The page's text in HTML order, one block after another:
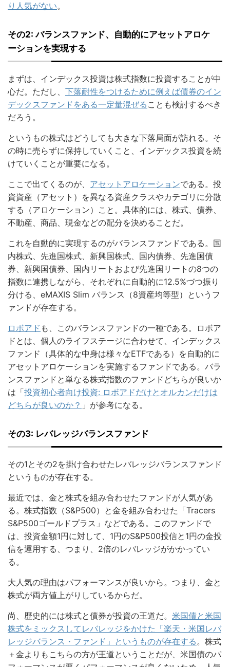
り人気がない。
その2: バランスファンド、自動的にアセットアロケ
ーションを実現する
まずは、インデックス投資は株式指数に投資することが中
心だ。ただし、 下落耐性をつけるために例えば債券のイン
デックスファンドをある一定量混ぜる ことも検討するべき
だろう。
というもの株式はどうしても大きな下落局面が訪れる。そ
の時に売らずに保持していくこと、インデックス投資を続
けていくことが重要になる。
ここで出てくるのが、 アセットアロケーションである。投
資資産（アセット）を異なる資産クラスやカテゴリに分散
する（アロケーション）こと。具体的には、株式、債券、
不動産、商品、現金などの配分を決めることだ。
これを自動的に実現するのがバランスファンドである。国
内株式、先進国株式、新興国株式、国内債券、先進国債
券、新興国債券、国内リートおよび先進国リートの8つの
指数に連携しながら、それぞれに自動的に12.5%づつ振り
分ける、eMAXIS Slim バランス（8資産均等型）というフ
ァンドが存在する。
ロボアド も、このバランスファンドの一種である。ロボア
ドとは、個人のライフステージに合わせて、インデックス
ファンド（具体的な中身は様々なETFである）を自動的に
アセットアロケーションを実施するファンドである。バラ
ンスファンドと単なる株式指数のファンドどちらが良いか
は「投資初心者向け投資: ロボアドだけとオルカンだけは
どちらが良いのか？ 」が参考になる。
その3: レバレッジバランスファンド
その1とその2を掛け合わせたレバレッジバランスファンド
というものが存在する。
最近では、金と株式を組み合わせたファンドが人気があ
る。株式指数（S&P500）と金を組み合わせた「Tracers
S&P500ゴールドプラス」などである。このファンドで
は、投資金額1円に対して、1円のS&P500投信と1円の金投
信を運用する、つまり、2倍のレバレッジがかかってい
る。
大人気の理由はパフォーマンスが良いから。つまり、金と
株式が両方値上がりしているからだ。
尚、歴史的には株式と債券が投資の王道だ。 米国債と米国
株式をミックスしてレバレッジをかけた「楽天・米国レバ
レッジバランス・ファンド」というものが存在する。株式
＋金よりもこちらの方が王道ということだが、米国債のパ